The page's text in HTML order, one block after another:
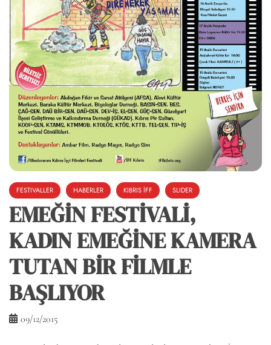
FESTIVALLER HABERLER KIBRIS İFF SLIDER
EMEĞİN FESTİVALİ,
KADIN EMEĞİNE KAMERA
TUTAN BİR FİLMLE
BAŞLIYOR
09/12/2015